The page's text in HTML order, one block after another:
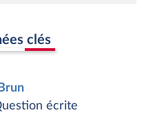
clés
écrite